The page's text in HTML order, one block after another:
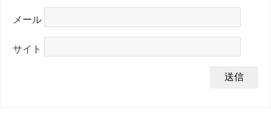
メール
サイト